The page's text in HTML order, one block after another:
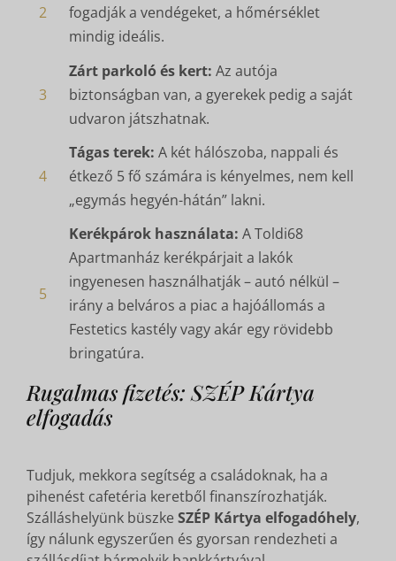
2
fogadják a vendégeket, a hőmérséklet
mindig ideális.
3
Zárt parkoló és kert: Az autója
biztonságban van, a gyerekek pedig a saját
udvaron játszhatnak.
4
Tágas terek: A két hálószoba, nappali és
étkező 5 fő számára is kényelmes, nem kell
„egymás hegyén-hátán” lakni.
5
Kerékpárok használata: A Toldi68
Apartmanház kerékpárjait a lakók
ingyenesen használhatják – autó nélkül –
irány a belváros a piac a hajóállomás a
Festetics kastély vagy akár egy rövidebb
bringatúra.
Rugalmas fizetés: SZÉP Kártya
elfogadás
Tudjuk, mekkora segítség a családoknak, ha a
pihenést cafetéria keretből finanszírozhatják.
Szálláshelyünk büszke SZÉP Kártya elfogadóhely,
így nálunk egyszerűen és gyorsan rendezheti a